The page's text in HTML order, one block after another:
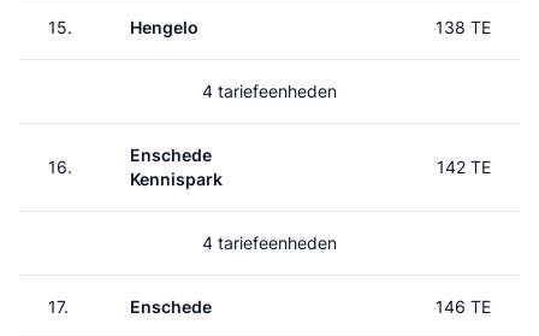
15. Hengelo 138 TE
4 tariefeenheden
16.
Enschede
Kennispark
142 TE
4 tariefeenheden
17. Enschede 146 TE